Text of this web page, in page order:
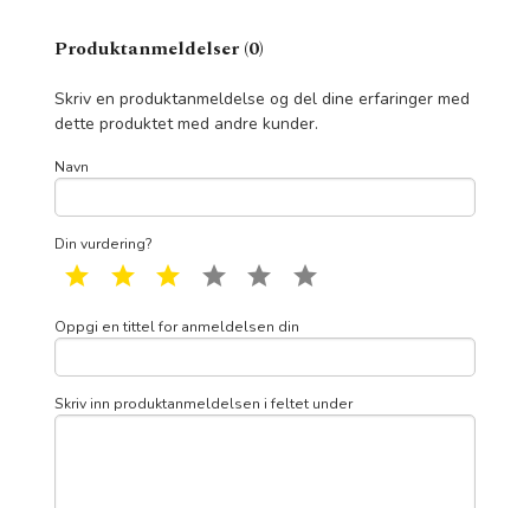
Produktanmeldelser (0)
Skriv en produktanmeldelse og del dine erfaringer med
dette produktet med andre kunder.
Navn
Din vurdering?
1 star 2 star 3 star 4 star 5 star
Oppgi en tittel for anmeldelsen din
Skriv inn produktanmeldelsen i feltet under